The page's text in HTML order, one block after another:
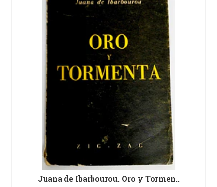
Juana de Ibarbourou. Oro y Tormen..